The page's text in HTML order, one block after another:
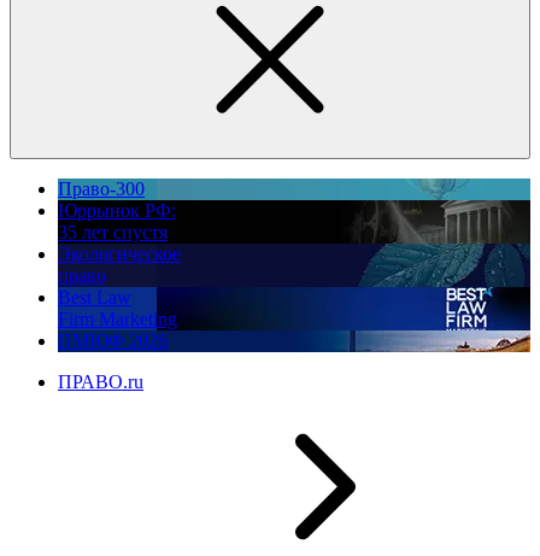
Право-300
Юррынок РФ:
35 лет спустя
Экологическое
право
Best Law
Firm Marketing
ПМЮФ 2026
ПРАВО.ru